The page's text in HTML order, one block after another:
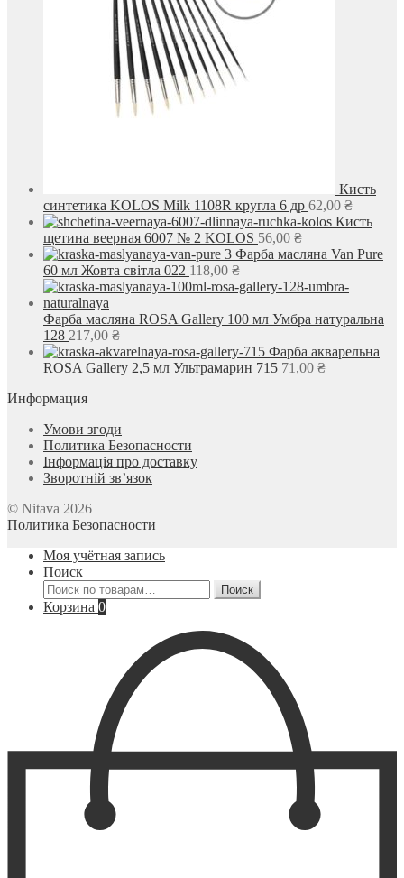
Кисть
синтетика KOLOS Milk 1108R кругла 6 др 62,00 ₴
Кисть
щетина веерная 6007 № 2 KOLOS 56,00 ₴
Фарба масляна Van Pure
60 мл Жовта світла 022 118,00 ₴
Фарба масляна ROSA Gallery 100 мл Умбра натуральна
128 217,00 ₴
Фарба акварельна
ROSA Gallery 2,5 мл Ультрамарин 715 71,00 ₴
Информация
Умови згоди
Политика Безопасности
Інформація про доставку
Зворотній зв’язок
© Nitava 2026
Политика Безопасности
Моя учётная запись
Поиск
Искать:
Поиск
Корзина 0